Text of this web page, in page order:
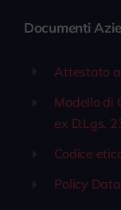
Documenti
Attestato
Modello di
ex D.Lgs.
Codice
Policy